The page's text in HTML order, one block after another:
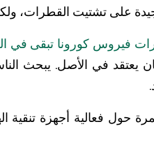
على تشتيت القطرات،
فيروس كورونا تبقى في
يعتقد في الأصل. يبحث
حول فعالية أجهزة